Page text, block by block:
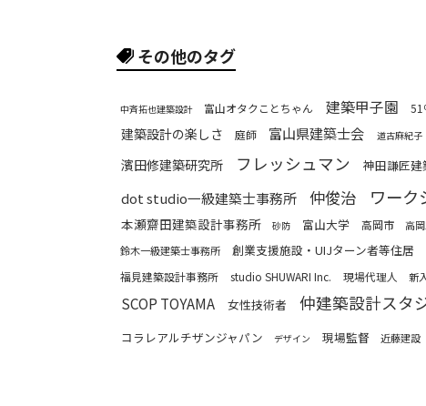
その他のタグ
中斉拓也建築設計 富山オタクことちゃん 建築甲子園 51
建築設計の楽しさ 庭師 富山県建築士会 道古麻紀子
濱田修建築研究所 フレッシュマン 神田謙匠
dot studio一級建築士事務所 仲俊治 ワーク
本瀬齋田建築設計事務所 砂防 富山大学 高岡市 高
鈴木一級建築士事務所 創業支援施設・UIJターン者等住居
福見建築設計事務所 studio SHUWARI Inc. 現場代理人 新
SCOP TOYAMA 女性技術者 仲建築設計スタ
コラレアルチザンジャパン デザイン 現場監督 近藤建設